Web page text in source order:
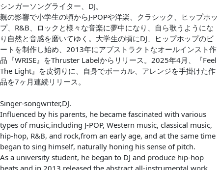
シンガーソングライター、DJ。
親の影響で小学生の頃からJ-POPや洋楽、クラシック、ヒップホッ
プ、R&B、ロックと様々な音楽に夢中になり、自ら歌うようにな
り自然と音感を磨いてゆく。大学生の頃にDJ、ヒップホップのビ
ートを制作し始め、2013年にアブストラクトなオールインスト作
品『WRISE』をThruster Labelからリリース。2025年4月、『Feel
The Light』を皮切りに、自身でボーカル、アレンジを手掛けた作
品を7ヶ月連続リリース。
Singer-songwriter,DJ.
Influenced by his parents, he became fascinated with various
types of music,including J-POP, Western music, classical music,
hip-hop, R&B, and rock,from an early age, and at the same time
began to sing himself, naturally honing his sense of pitch.
As a university student, he began to DJ and produce hip-hop
beats,and in 2013 released the abstract all-instrumental work